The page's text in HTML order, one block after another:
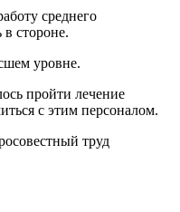
среднего
в стороне.
уровне.
пройти лечение
с этим персоналом.
труд